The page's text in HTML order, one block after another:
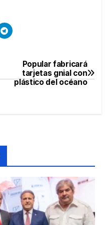
Popular fabricará
tarjetas gnial con
plástico del océano